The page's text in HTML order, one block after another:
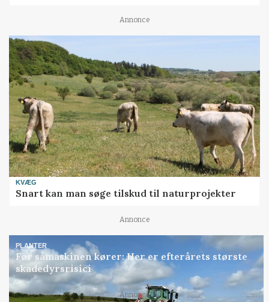
Annonce
KVÆG
Snart kan man søge tilskud til naturprojekter
Annonce
PLANTER
Før såmaskinen kører: Her er efterårets største
skadedyrsrisici
Annonce